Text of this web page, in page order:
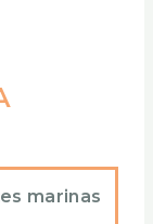
marinas